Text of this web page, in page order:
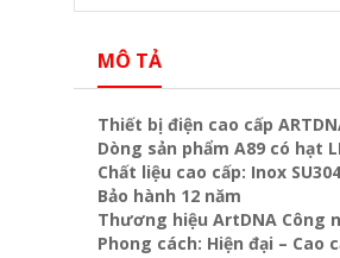
MÔ TẢ
Thiết bị điện cao cấp
Dòng sản phẩm A89 có hạt
Chất liệu cao cấp: Inox
Bảo hành 12 năm
Thương hiệu ArtDNA Công
Phong cách: Hiện đại – Cao